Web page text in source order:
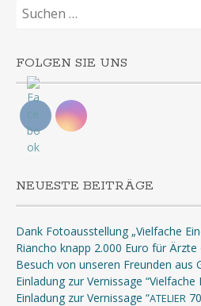
Suchen
nach:
FOLGEN SIE UNS
NEUESTE BEITRÄGE
Dank Fotoausstellung „Vielfache
Riancho knapp 2.000 Euro für
Besuch von unseren Freunden aus
Einladung zur Vernissage “Vielfache
Einladung zur Vernissage “ATELIER